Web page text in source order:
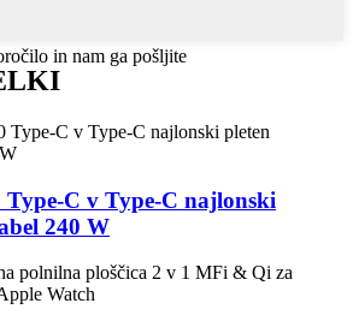
in nam ga pošljite
Type-C v Type-C najlonski
240 W